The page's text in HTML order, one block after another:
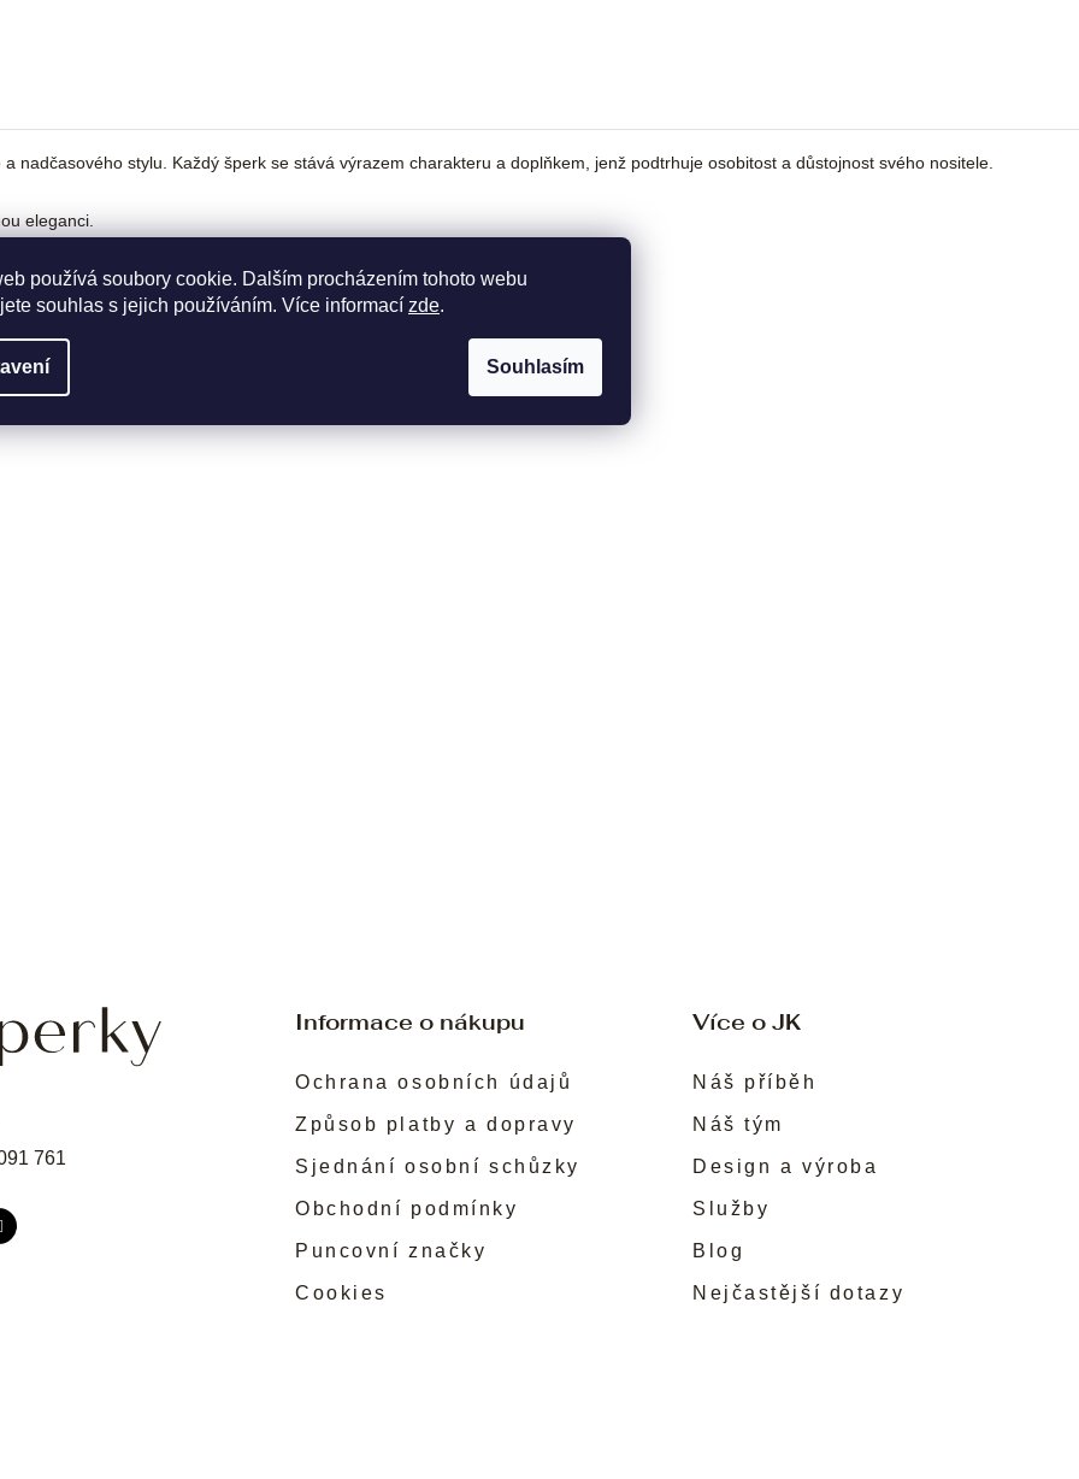
používá soubory cookie. Dalším procházením tohoto webu
souhlas s jejich používáním. Více informací zde.
Souhlasím
nadčasového stylu. Každý šperk se stává výrazem charakteru a doplňkem, jenž podtrhuje osobitost a důstojnost svého nositele.
eleganci.
Informace o nákupu
Ochrana osobních údajů
Způsob platby a dopravy
Sjednání osobní schůzky
Obchodní podmínky
Puncovní značky
Cookies
Více o JK
Náš příběh
Náš tým
Design a výroba
Služby
Blog
Nejčastější dotazy
761